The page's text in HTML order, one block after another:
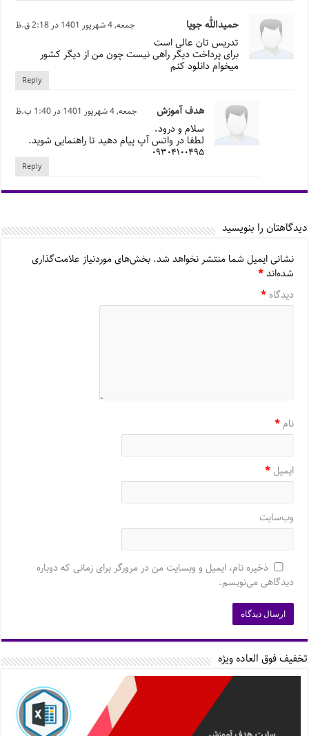
حمیدالله جویا جمعه, 4 شهریور 1401 در 2:18 ق.ظ
تدریس تان عالی است
برای پرداخت دیگر راهی نیست چون من از دیگر کشور
میخوام دانلود کنم
Reply
هدف آموزش جمعه, 4 شهریور 1401 در 1:40 ب.ظ
سلام و درود.
لطفا در واتس آپ پیام دهید تا راهنمایی شوید.
۰۹۳۰۴۱۰۰۴۹۵
Reply
دیدگاهتان را بنویسید
نشانی ایمیل شما منتشر نخواهد شد. بخش‌های موردنیاز علامت‌گذاری
شده‌اند*
دیدگاه*
نام*
ایمیل*
وب‌سایت
ذخیره نام، ایمیل و وبسایت من در مرورگر برای زمانی که دوباره
دیدگاهی می‌نویسم.
تخفیف فوق العاده ویژه